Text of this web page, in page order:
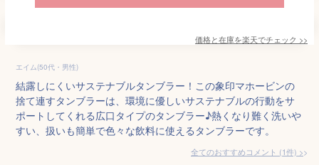
価格と在庫を楽天でチェック >>
エイム(50代・男性)
結露しにくいサステナブルタンブラー！この象印マホービンの
捨て連すタンブラーは、環境に優しいサステナブルの行動をサ
ポートしてくれる広口タイプのタンブラー♪熱くなり難く洗いや
すい、扱いも簡単で色々な飲料に使えるタンブラーです。
全てのおすすめコメント (1件) >